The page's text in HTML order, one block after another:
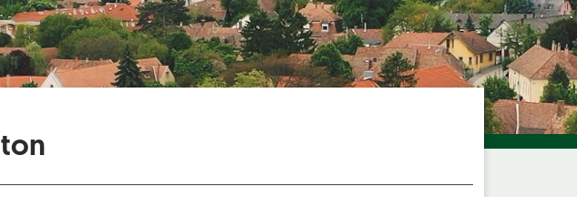
[] Aloldalak []